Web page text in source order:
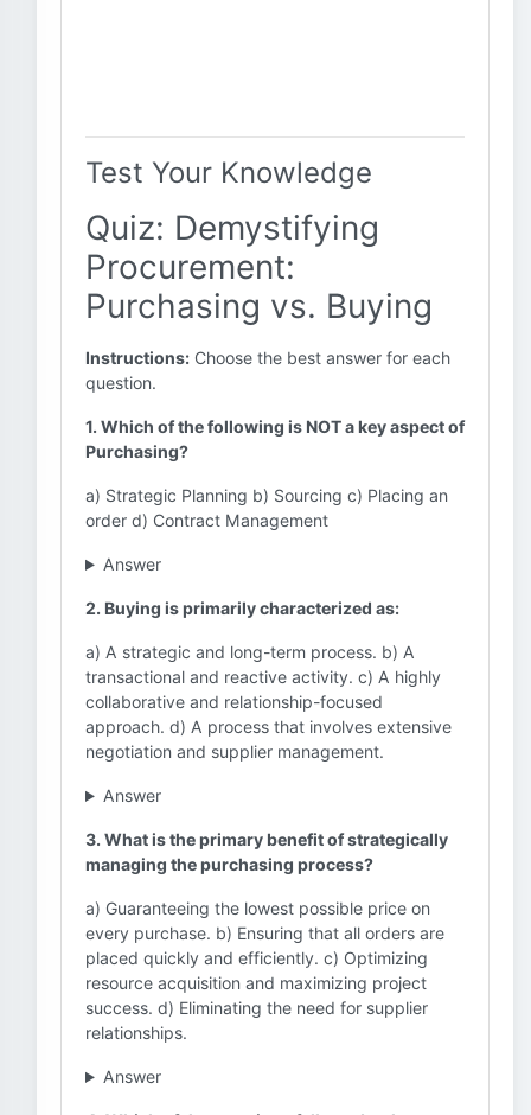
Test Your Knowledge
Quiz: Demystifying
Procurement:
Purchasing vs. Buying
Instructions: Choose the best answer for each
question.
1. Which of the following is NOT a key aspect of
Purchasing?
a) Strategic Planning b) Sourcing c) Placing an
order d) Contract Management
Answer
2. Buying is primarily characterized as:
a) A strategic and long-term process. b) A
transactional and reactive activity. c) A highly
collaborative and relationship-focused
approach. d) A process that involves extensive
negotiation and supplier management.
Answer
3. What is the primary benefit of strategically
managing the purchasing process?
a) Guaranteeing the lowest possible price on
every purchase. b) Ensuring that all orders are
placed quickly and efficiently. c) Optimizing
resource acquisition and maximizing project
success. d) Eliminating the need for supplier
relationships.
Answer